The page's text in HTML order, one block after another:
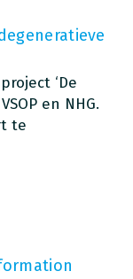
‘De
en NHG.
te